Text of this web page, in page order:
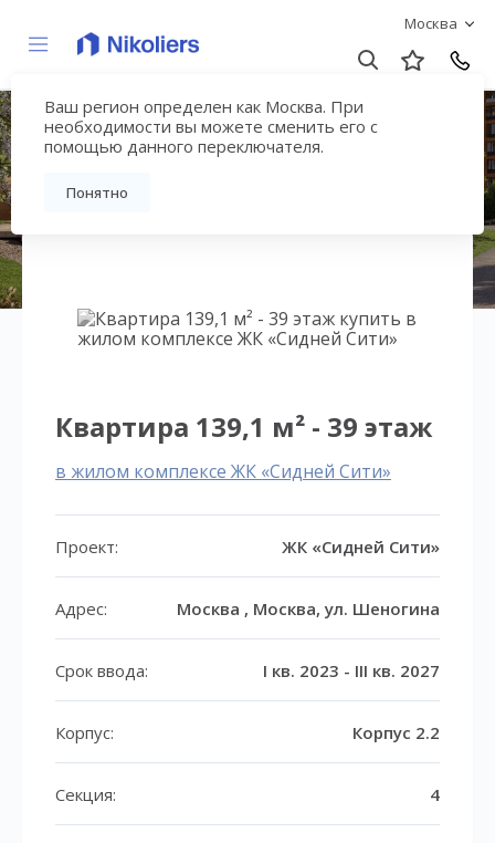
Москва
Ваш регион определен как Москва. При
необходимости вы можете сменить его с
помощью данного переключателя.
Понятно
ЖК «Сидней Сити»
Вернуться на страницу жилого комплекса
Квартира 139,1 м² - 39 этаж
в жилом комплексе ЖК «Сидней Сити»
Проект: ЖК «Сидней Сити»
Адрес: Москва , Москва, ул. Шеногина
Срок ввода: I кв. 2023 - III кв. 2027
Корпус: Корпус 2.2
Секция: 4